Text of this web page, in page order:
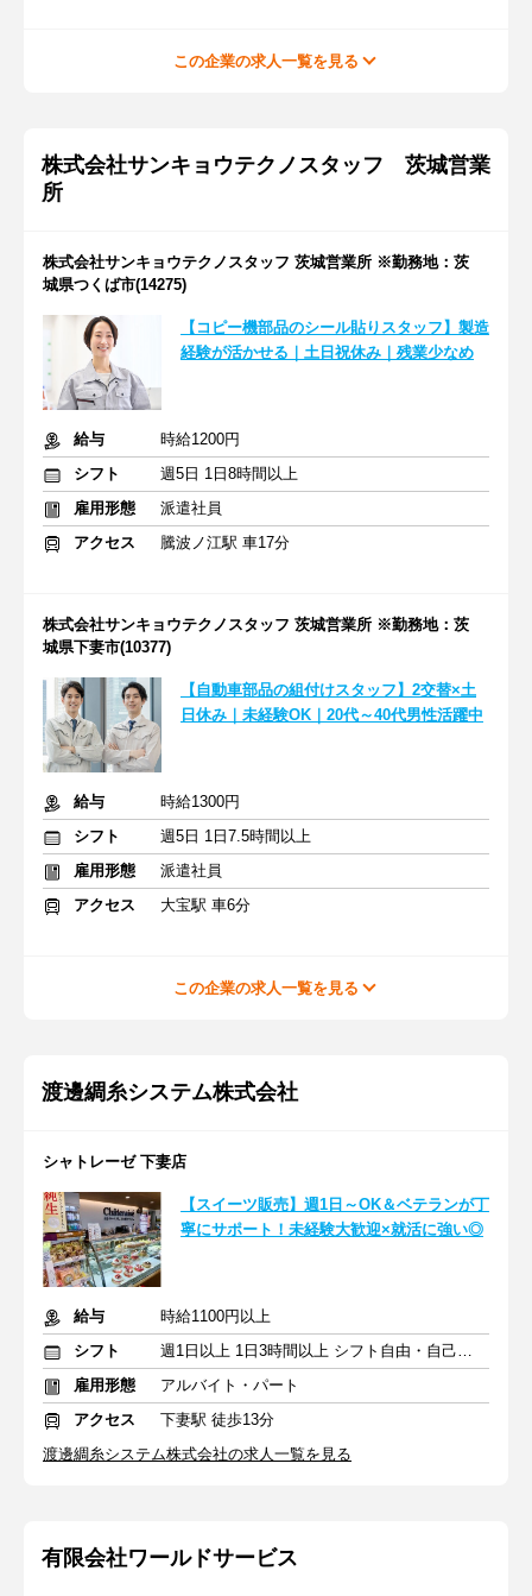
この企業の求人一覧を見る
株式会社サンキョウテクノスタッフ 茨城営業
所
株式会社サンキョウテクノスタッフ 茨城営業所 ※勤務地：茨
城県つくば市(14275)
【コピー機部品のシール貼りスタッフ】製造
経験が活かせる｜土日祝休み｜残業少なめ
給与
時給1200円
シフト
週5日 1日8時間以上
雇用形態
派遣社員
アクセス
騰波ノ江駅 車17分
株式会社サンキョウテクノスタッフ 茨城営業所 ※勤務地：茨
城県下妻市(10377)
【自動車部品の組付けスタッフ】2交替×土
日休み｜未経験OK｜20代～40代男性活躍中
給与
時給1300円
シフト
週5日 1日7.5時間以上
雇用形態
派遣社員
アクセス
大宝駅 車6分
この企業の求人一覧を見る
渡邊綢糸システム株式会社
シャトレーゼ 下妻店
【スイーツ販売】週1日～OK＆ベテランが丁
寧にサポート！未経験大歓迎×就活に強い◎
給与
時給1100円以上
シフト
週1日以上 1日3時間以上 シフト自由・自己申告
雇用形態
アルバイト・パート
アクセス
下妻駅 徒歩13分
渡邊綢糸システム株式会社の求人一覧を見る
有限会社ワールドサービス